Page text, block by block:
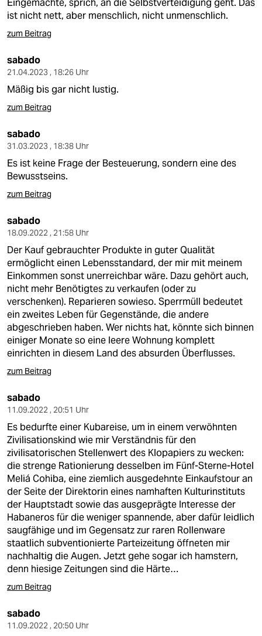
Eingemachte, sprich, an die Selbstverteidigung geht. Das
ist nicht nett, aber menschlich, nicht unmenschlich.
zum Beitrag
sabado
21.04.2023 , 18:26 Uhr
Mäßig bis gar nicht lustig.
zum Beitrag
sabado
31.03.2023 , 18:38 Uhr
Es ist keine Frage der Besteuerung, sondern eine des
Bewusstseins.
zum Beitrag
sabado
18.09.2022 , 21:58 Uhr
Der Kauf gebrauchter Produkte in guter Qualität
ermöglicht einen Lebensstandard, der mir mit meinem
Einkommen sonst unerreichbar wäre. Dazu gehört auch,
nicht mehr Benötigtes zu verkaufen (oder zu
verschenken). Reparieren sowieso. Sperrmüll bedeutet
ein zweites Leben für Gegenstände, die andere
abgeschrieben haben. Wer nichts hat, könnte sich binnen
einiger Monate so eine leere Wohnung komplett
einrichten in diesem Land des absurden Überflusses.
zum Beitrag
sabado
11.09.2022 , 20:51 Uhr
Es bedurfte einer Kubareise, um in einem verwöhnten
Zivilisationskind wie mir Verständnis für den
zivilisatorischen Stellenwert des Klopapiers zu wecken:
die strenge Rationierung desselben im Fünf-Sterne-Hotel
Meliá Cohiba, eine ziemlich ausgedehnte Einkaufstour an
der Seite der Direktorin eines namhaften Kulturinstituts
der Hauptstadt sowie das ausgeprägte Interesse der
Habaneros für die weniger spannende, aber dafür leidlich
saugfähige und im Gegensatz zur raren Rollenware
staatlich subventionierte Parteizeitung öffneten mir
nachhaltig die Augen. Jetzt gehe sogar ich hamstern,
denn hiesige Zeitungen sind die Härte…
zum Beitrag
sabado
11.09.2022 , 20:50 Uhr